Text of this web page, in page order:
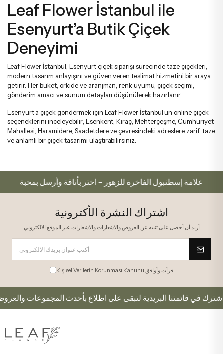
Leaf Flower İstanbul ile
Esenyurt’a Butik Çiçek
Deneyimi
Leaf Flower İstanbul, Esenyurt çiçek siparişi sürecinde taze çiçekleri,
modern tasarım anlayışını ve güven veren teslimat hizmetini bir araya
getirir. Her buket, orkide ve aranjman; renk uyumu, çiçek seçimi,
gönderim amacı ve sunum detayları düşünülerek hazırlanır.
Esenyurt’a çiçek göndermek için Leaf Flower İstanbul’un online çiçek
seçeneklerini inceleyebilir; Esenkent, Kıraç, Mehterçeşme, Cumhuriyet
Mahallesi, Haramidere, Saadetdere ve çevresindeki adreslere zarif, taze
ve anlamlı bir çiçek tasarımı ulaştırabilirsiniz.
علامة إسطنبول الفاخرة للزهور – اختر بأناقة وأرسل بمحبة
اشتراك النشرة الأكترونية
أريد أن أحصل على تنبيه عن العروض والاشعارات والاشعارات عبر الموقع الالكتروني
Kişisel Verilerin Korunması Kanunu قرأت وأوافق
اشترك في قائمتنا البريدية لتبقى على اطلاع بأحدث المجموعات والعروض.